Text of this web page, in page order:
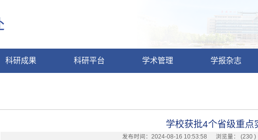
科研成果 科研平台 学术管理 学报杂志
学校获批4个省级重点
发布时间：2024-08-16 10:53:58 浏览量： (230)